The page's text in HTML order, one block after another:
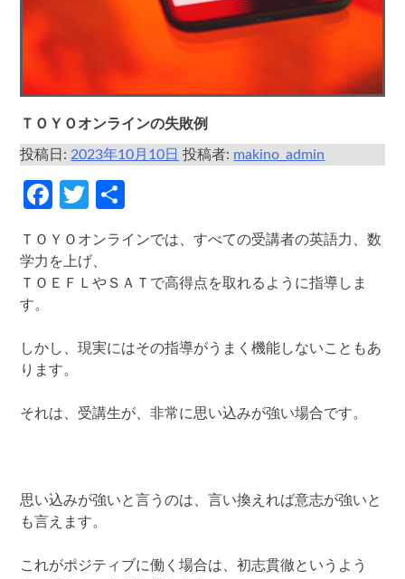
ＴＯＹＯオンラインの失敗例
投稿日:2023年10月10日 投稿者: makino_admin
Facebook
Twitter
ＴＯＹＯオンラインでは、すべての受講者の英語力、数
学力を上げ、
ＴＯＥＦＬやＳＡＴで高得点を取れるように指導しま
す。
しかし、現実にはその指導がうまく機能しないこともあ
ります。
それは、受講生が、非常に思い込みが強い場合です。
思い込みが強いと言うのは、言い換えれば意志が強いと
も言えます。
これがポジティブに働く場合は、初志貫徹というよう